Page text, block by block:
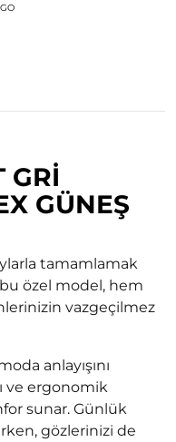
GRI
GÜNEŞ
tamamlamak
özel model, hem
vazgeçilmez
anlayışını
ve ergonomik
sunar. Günlük
gözlerinizi de